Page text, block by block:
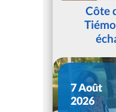
d'IvoireCôte
7 Août
2026